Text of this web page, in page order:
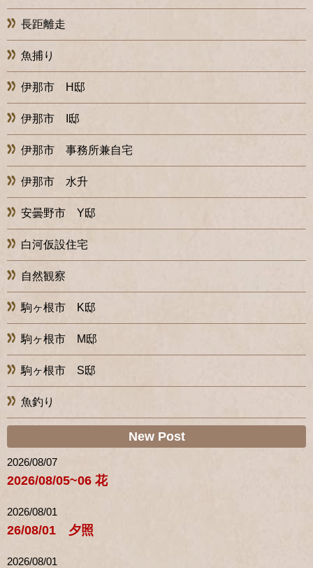
長距離走
魚捕り
伊那市 H邸
伊那市 I邸
伊那市 事務所兼自宅
伊那市 水升
安曇野市 Y邸
白河仮設住宅
自然観察
駒ヶ根市 K邸
駒ヶ根市 M邸
駒ヶ根市 S邸
魚釣り
New Post
2026/08/07
2026/08/05~06 花
2026/08/01
26/08/01 夕照
2026/08/01